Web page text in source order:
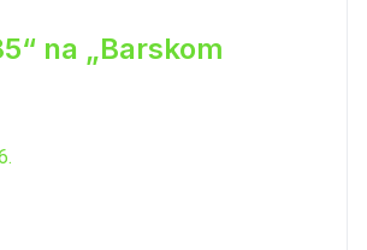
na „Barskom